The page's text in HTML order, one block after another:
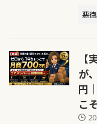
悪
が
円
こ